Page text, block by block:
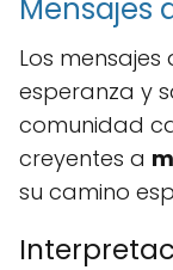
Mensajes
Los
esperanza y
comunidad
creyentes a
su camino